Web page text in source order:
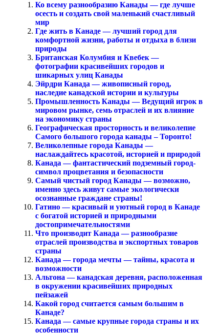
Ко всему разнообразию Канады — где лучше
осесть и создать свой маленький счастливый
мир
Где жить в Канаде — лучший город для
комфортной жизни, работы и отдыха в близи
природы
Британская Колумбия и Квебек —
фотографии красивейших городов и
шикарных улиц Канады
Эйрдри Канада — живописный город,
наследие канадской истории и культуры
Промышленность Канады — Ведущий игрок в
мировом рынке, семь отраслей и их влияние
на экономику страны
Географическая просторность и великолепие
Самого большого города канады – Торонто!
Великолепные города Канады —
наслаждайтесь красотой, историей и природой
Канада — фантастический подземный город-
символ процветания и безопасности
Самый чистый город Канады — возможно,
именно здесь живут самые экологически
осознанные граждане страны!
Гатино — красивый и уютный город в Канаде
с богатой историей и природными
достопримечательностями
Что производит Канада — разнообразие
отраслей производства и экспортных товаров
страны
Канада — города мечты — тайны, красота и
возможности
Альтона — канадская деревня, расположенная
в окружении красивейших природных
пейзажей
Какой город считается самым большим в
Канаде?
Канада — самые крупные города страны и их
особенности